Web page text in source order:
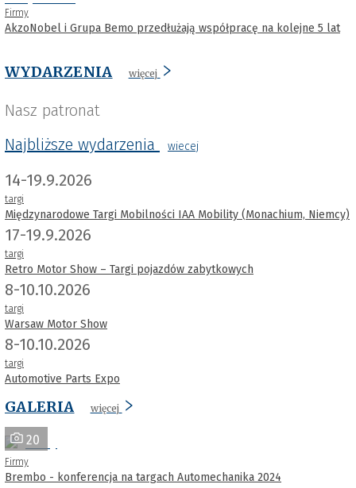
Firmy
AkzoNobel i Grupa Bemo przedłużają współpracę na kolejne 5 lat
WYDARZENIA więcej
Nasz patronat
Najbliższe wydarzenia
wiecej
14-19.9.2026
targi
Międzynarodowe Targi Mobilności IAA Mobility (Monachium, Niemcy)
17-19.9.2026
targi
Retro Motor Show – Targi pojazdów zabytkowych
8-10.10.2026
targi
Warsaw Motor Show
8-10.10.2026
targi
Automotive Parts Expo
GALERIA więcej
20
Firmy
Brembo - konferencja na targach Automechanika 2024